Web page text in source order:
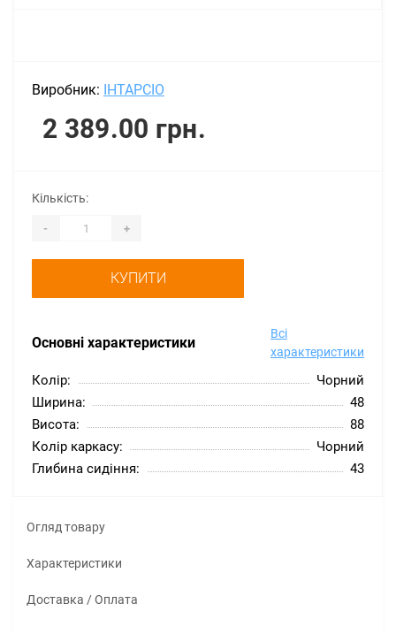
Виробник: ІНТАРСІО
2 389.00 грн.
Основні характеристики
Всі
характеристики
Колір:
Чорний
Ширина:
48
Висота:
88
Колір каркасу:
Чорний
Глибина сидіння:
43
Кількість:
- +
КУПИТИ
Огляд товару
Характеристики
Доставка / Оплата